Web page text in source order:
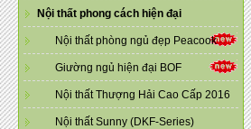
Nội thất phong cách hiện đại
Nội thất phòng ngủ đẹp Peacook
Giường ngủ hiện đại BOF
Nội thất Thượng Hải Cao Cấp 2016
Nội thất Sunny (DKF-Series)